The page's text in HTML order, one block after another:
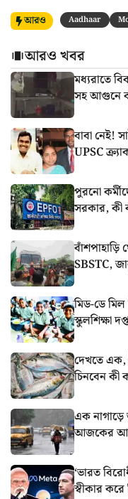
আরও Aadhaar
আরও খবর
মধ্যরাতে
সহ আগুনে
বাবা নেই!
UPSC
পুরনো
সরকার, কী
SBSTC,
মিড-ডে
স্কুলশিক্ষা
দেখতে এক,
চিনবেন কী
এক নাগাড়ে
আজকের
‘ভারত
স্বীকার